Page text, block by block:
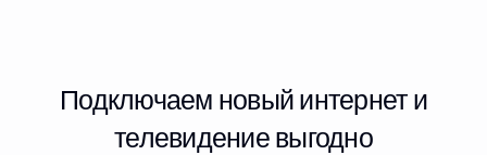
Подключаем новый интернет и
телевидение выгодно